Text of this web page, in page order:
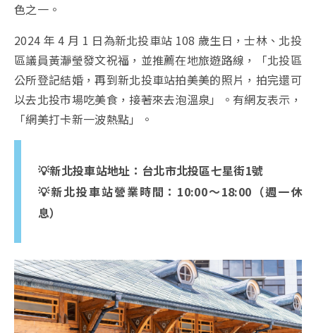
色之一。
2024 年 4 月 1 日為新北投車站 108 歲生日，士林、北投
區議員黃瀞瑩發文祝福，並推薦在地旅遊路線，「北投區
公所登記結婚，再到新北投車站拍美美的照片，拍完還可
以去北投市場吃美食，接著來去泡溫泉」。有網友表示，
「網美打卡新一波熱點」。
💡新北投車站地址：台北市北投區七星街1號
💡新北投車站營業時間：10:00～18:00（週一休
息）